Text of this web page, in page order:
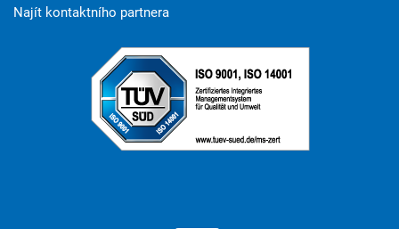
Najít kontaktního partnera